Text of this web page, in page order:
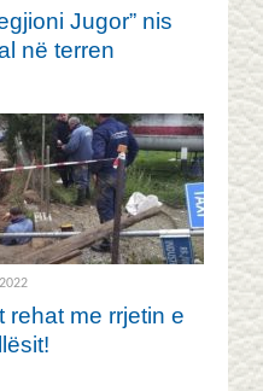
Jugor” nis
në terren
rehat me rrjetin e